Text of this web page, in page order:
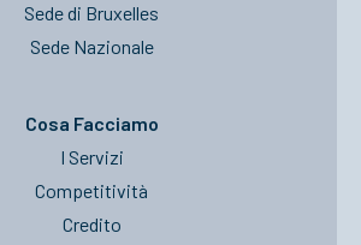
Sede di Bruxelles
Sede Nazionale
Cosa Facciamo
I Servizi
Competitività
Credito